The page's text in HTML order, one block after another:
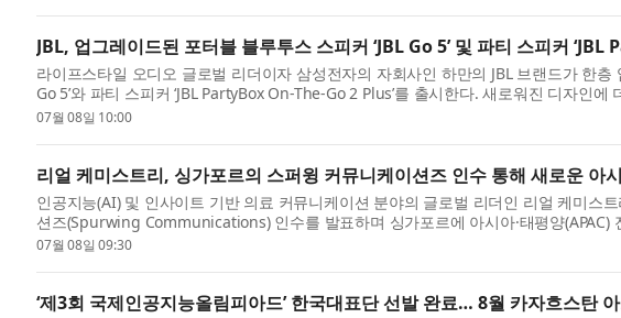
JBL, 업그레이드된 포터블 블루투스 스피커 ‘JBL Go 5’ 및 파티 스피커
라이프스타일 오디오 글로벌 리더이자 삼성전자의 자회사인 하만의 JBL 브랜드가 한층
Go 5’와 파티 스피커 ‘JBL PartyBox On-The-Go 2 Plus’를 출시한다. 새로워진 디자인
대...
07월 08일 10:00
리얼 케미스트리, 싱가포르의 스퍼윙 커뮤니케이션즈 인수 통해 새로운 아
인공지능(AI) 및 인사이트 기반 의료 커뮤니케이션 분야의 글로벌 리더인 리얼 케미스
션즈(Spurwing Communications) 인수를 발표하며 싱가포르에 아시아·태평양(APAC)
는 리얼 케...
07월 08일 09:30
‘제3회 국제인공지능올림피아드’ 한국대표단 선발 완료… 8월 카자흐스탄